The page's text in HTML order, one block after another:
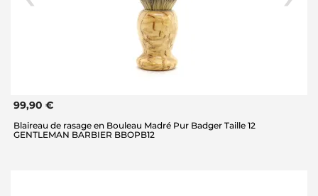
99,90 €
Blaireau de rasage en Bouleau Madré Pur Badger Taille 12
GENTLEMAN BARBIER BBOPB12